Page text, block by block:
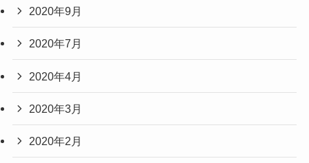
2020年9月
2020年7月
2020年4月
2020年3月
2020年2月